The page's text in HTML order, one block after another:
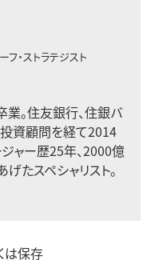
フ・ストラテジスト
。住友銀行、住銀バ
資顧問を経て2014
ャー歴25年、2000億
たスペシャリスト。
は保存